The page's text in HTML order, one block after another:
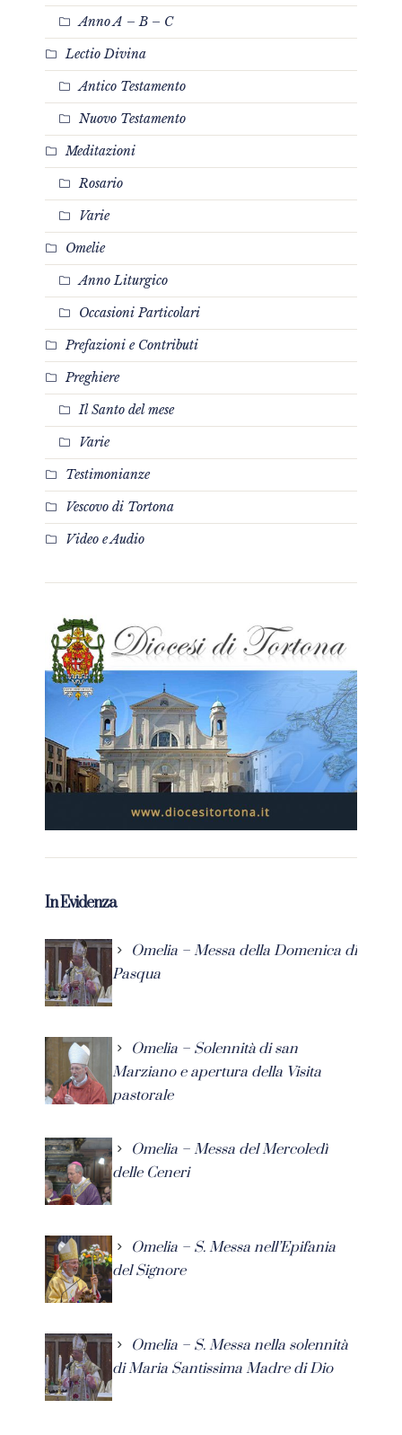
Anno A – B – C
Lectio Divina
Antico Testamento
Nuovo Testamento
Meditazioni
Rosario
Varie
Omelie
Anno Liturgico
Occasioni Particolari
Prefazioni e Contributi
Preghiere
Il Santo del mese
Varie
Testimonianze
Vescovo di Tortona
Video e Audio
In Evidenza
Omelia – Messa della Domenica di
Pasqua
Omelia – Solennità di san
Marziano e apertura della Visita
pastorale
Omelia – Messa del Mercoledì
delle Ceneri
Omelia – S. Messa nell’Epifania
del Signore
Omelia – S. Messa nella solennità
di Maria Santissima Madre di Dio